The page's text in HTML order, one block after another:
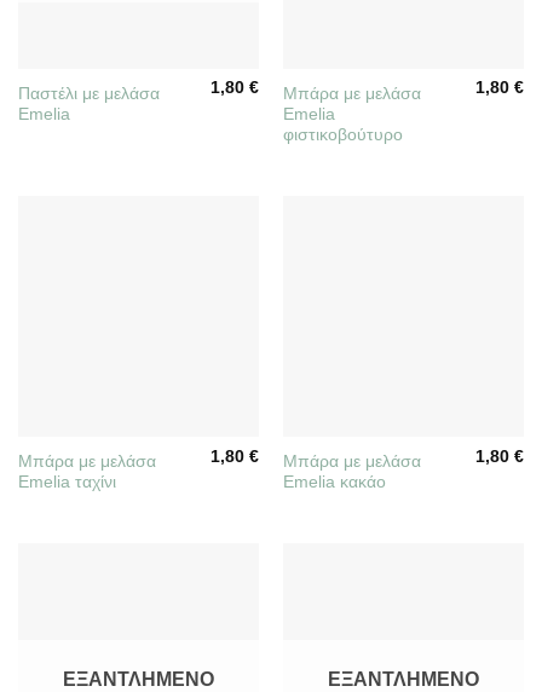
Παστέλι με μελάσα
Emelia
1,80€
Mπάρα με μελάσα
Emelia
φιστικοβούτυρο
1,80€
Μπάρα με μελάσα
Emelia ταχίνι
1,80€
Μπάρα με μελάσα
Emelia κακάο
1,80€
ΕΞΑΝΤΛΗΜΈΝΟ ΕΞΑΝΤΛΗΜΈΝΟ